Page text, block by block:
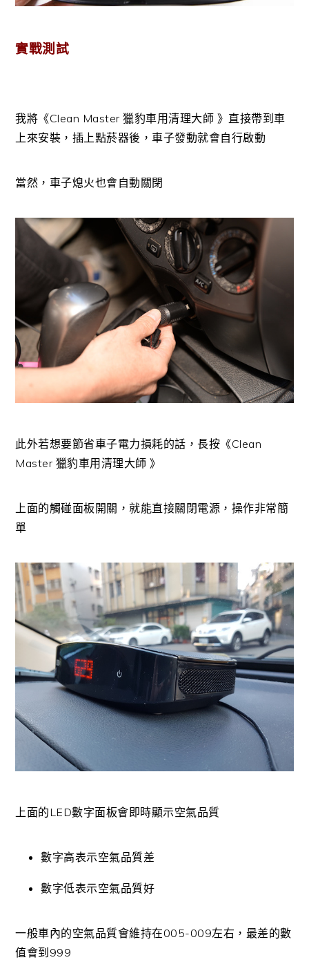
實戰測試
我將《Clean Master 獵豹車用清理大師 》直接帶到車
上來安裝，插上點菸器後，車子發動就會自行啟動
當然，車子熄火也會自動關閉
此外若想要節省車子電力損耗的話，長按《Clean
Master 獵豹車用清理大師 》
上面的觸碰面板開關，就能直接關閉電源，操作非常簡
單
上面的LED數字面板會即時顯示空氣品質
數字高表示空氣品質差
數字低表示空氣品質好
一般車內的空氣品質會維持在005-009左右，最差的數
值會到999